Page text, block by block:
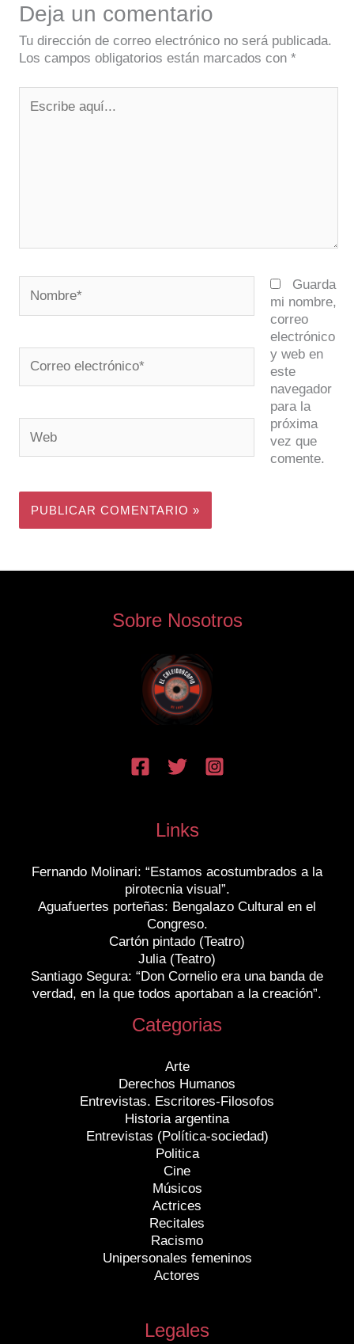
Deja un comentario
Tu dirección de correo electrónico no será publicada.
Los campos obligatorios están marcados con *
aquí...
electrónico*
Guarda
mi nombre,
correo
electrónico
y web en
este
navegador
para la
próxima
vez que
comente.
Sobre Nosotros
Links
Fernando Molinari: “Estamos acostumbrados a la
pirotecnia visual”.
Aguafuertes porteñas: Bengalazo Cultural en el
Congreso.
Cartón pintado (Teatro)
Julia (Teatro)
Santiago Segura: “Don Cornelio era una banda de
verdad, en la que todos aportaban a la creación”.
Categorias
Arte
Derechos Humanos
Entrevistas. Escritores-Filosofos
Historia argentina
Entrevistas (Política-sociedad)
Politica
Cine
Músicos
Actrices
Recitales
Racismo
Unipersonales femeninos
Actores
Legales